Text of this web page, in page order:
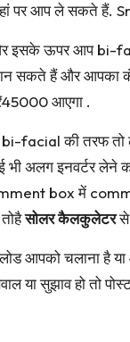
पर आप ले सकते हैं.
ऊपर आप bi-
हैं और आपका
आएगा .
facial की तरफ
अलग इनवर्टर
box में
सोलर कैलकुलेटरसे
चलाना है या
या सुझाव हो